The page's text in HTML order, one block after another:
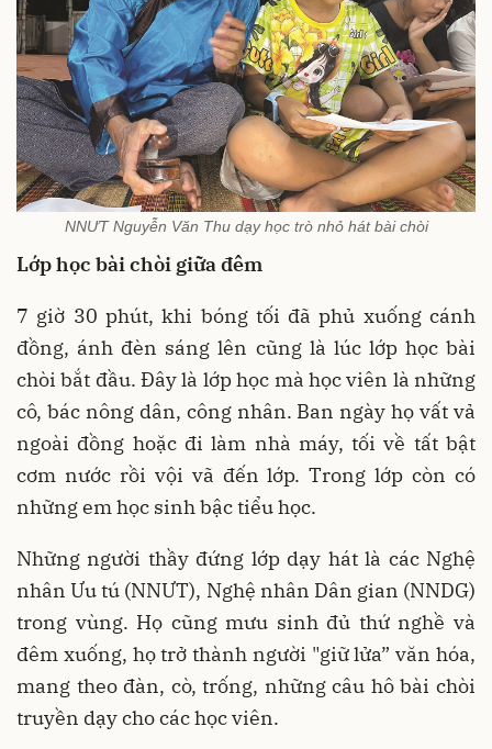
NNƯT Nguyễn Văn Thu dạy học trò nhỏ hát bài chòi
Lớp học bài chòi giữa đêm
7 giờ 30 phút, khi bóng tối đã phủ xuống cánh
đồng, ánh đèn sáng lên cũng là lúc lớp học bài
chòi bắt đầu. Đây là lớp học mà học viên là những
cô, bác nông dân, công nhân. Ban ngày họ vất vả
ngoài đồng hoặc đi làm nhà máy, tối về tất bật
cơm nước rồi vội vã đến lớp. Trong lớp còn có
những em học sinh bậc tiểu học.
Những người thầy đứng lớp dạy hát là các Nghệ
nhân Ưu tú (NNƯT), Nghệ nhân Dân gian (NNDG)
trong vùng. Họ cũng mưu sinh đủ thứ nghề và
đêm xuống, họ trở thành người "giữ lửa” văn hóa,
mang theo đàn, cò, trống, những câu hô bài chòi
truyền dạy cho các học viên.